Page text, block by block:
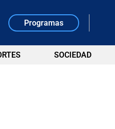
Programas
SOCIEDAD